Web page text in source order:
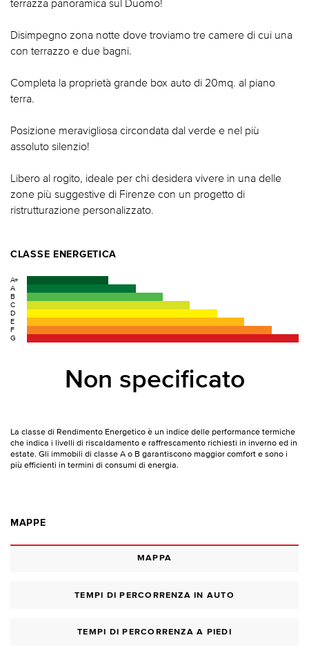
terrazza panoramica sul Duomo!
Disimpegno zona notte dove troviamo tre camere di cui una
con terrazzo e due bagni.
Completa la proprietà grande box auto di 20mq. al piano
terra.
Posizione meravigliosa circondata dal verde e nel più
assoluto silenzio!
Libero al rogito, ideale per chi desidera vivere in una delle
zone più suggestive di Firenze con un progetto di
ristrutturazione personalizzato.
CLASSE ENERGETICA
A+
A
B
C
D
E
F
G
Non specificato
La classe di Rendimento Energetico è un indice delle performance termiche
che indica i livelli di riscaldamento e raffrescamento richiesti in inverno ed in
estate. Gli immobili di classe A o B garantiscono maggior comfort e sono i
più efficienti in termini di consumi di energia.
MAPPE
MAPPA
TEMPI DI PERCORRENZA IN AUTO
TEMPI DI PERCORRENZA A PIEDI